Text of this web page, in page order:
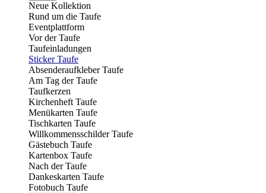
Neue Kollektion
Rund um die Taufe
Eventplattform
Vor der Taufe
Taufeinladungen
Sticker Taufe
Absenderaufkleber Taufe
Am Tag der Taufe
Taufkerzen
Kirchenheft Taufe
Menükarten Taufe
Tischkarten Taufe
Willkommensschilder Taufe
Gästebuch Taufe
Kartenbox Taufe
Nach der Taufe
Dankeskarten Taufe
Fotobuch Taufe